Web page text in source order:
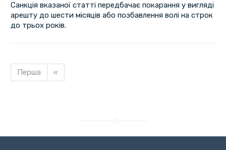
Санкція вказаної статті передбачає покарання у вигляді
арешту до шести місяців або позбавлення волі на строк
до трьох років.
Перша «